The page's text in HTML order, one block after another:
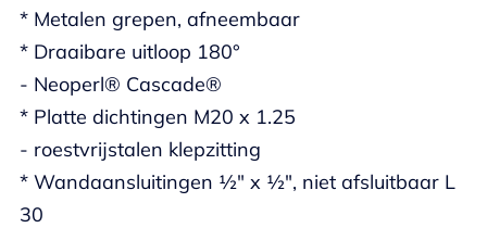
* Metalen grepen, afneembaar
* Draaibare uitloop 180°
- Neoperl® Cascade®
* Platte dichtingen M20 x 1.25
- roestvrijstalen klepzitting
* Wandaansluitingen ½" x ½", niet afsluitbaar L
30